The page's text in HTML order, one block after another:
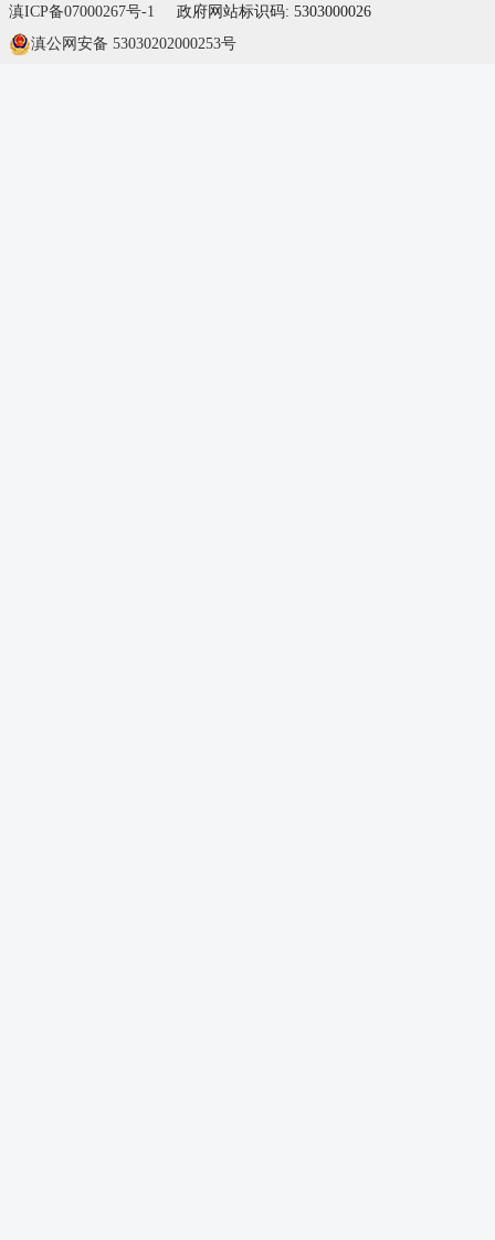
滇ICP备07000267号-1
政府网站标识码: 5303000026
滇公网安备 53030202000253号